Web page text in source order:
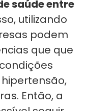
saúde entre
utilizando
podem
que que
Então, a